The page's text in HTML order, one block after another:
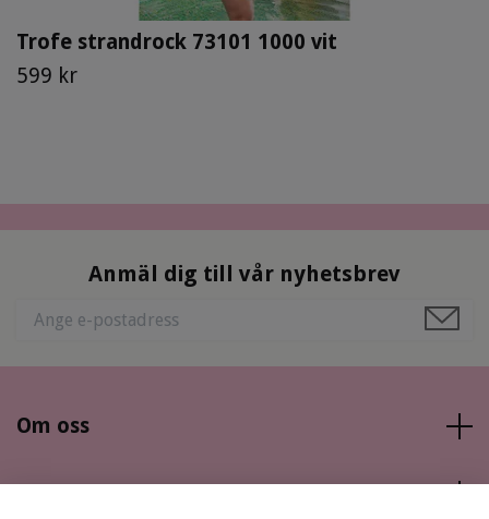
Trofe strandrock 73101 1000 vit
599 kr
Anmäl dig till vår nyhetsbrev
Om oss